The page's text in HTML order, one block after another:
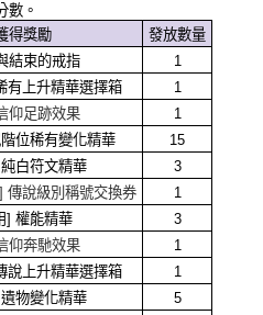
數。
得獎勵
發放數量
結束的戒指
1
有上升精華選擇箱
1
仰足跡效果
1
位稀有變化精華
15
白符文精華
3
傳說級別稱號交換券
1
] 權能精華
3
仰奔馳效果
1
說上升精華選擇箱
1
物變化精華
5